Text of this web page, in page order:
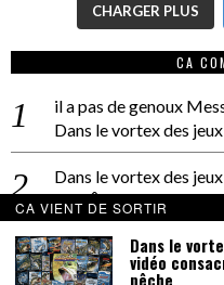
CHARGER PLUS
CA
il a pas de genoux
Dans le vortex des
Dans le vortex des
PACÔME
La séance d’Hip Gnose
La Patrie
dans
CA VIENT DE SORTIR
Dans le
vidéo
pêche